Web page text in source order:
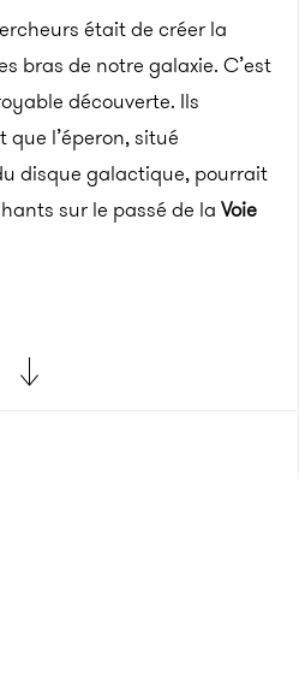
était de créer la
bras de notre galaxie. C’est
découverte. Ils
l’éperon, situé
disque galactique, pourrait
sur le passé de la Voie